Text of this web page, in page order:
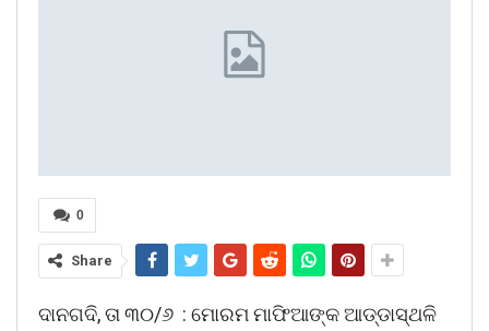
0
Share
ଦାନଗଦି, ତା ୩୦/୬ : ମୋରମ ମାଫିଆଙ୍କ ଆଡ୍ଡାସ୍ଥଳି